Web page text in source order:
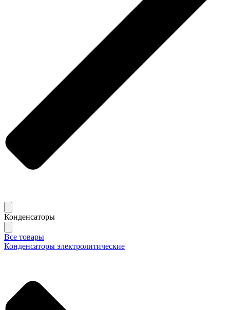
Конденсаторы
Все товары
Конденсаторы электролитические